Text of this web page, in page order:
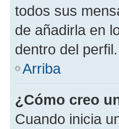
todos sus
de añadirla en
dentro del perfil.
Arriba
¿Cómo creo
Cuando inicia